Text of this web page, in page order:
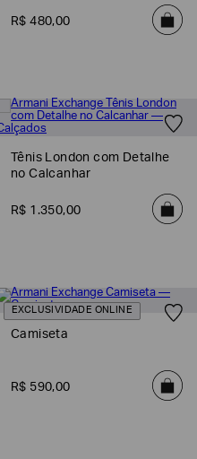
R$ 480,00
Tênis London com Detalhe
no Calcanhar
R$ 1 .350,00
EXCLUSIVIDADE ONLINE
Camiseta
R$ 590,00